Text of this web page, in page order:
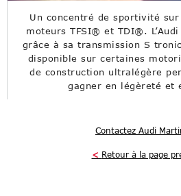
Un concentré de sportivité
moteurs TFSI® et TDI®.
grâce à sa transmission S
disponible sur certaines
de construction ultralégère
gagner en légèreté et
Contactez Audi
< Retour à la page